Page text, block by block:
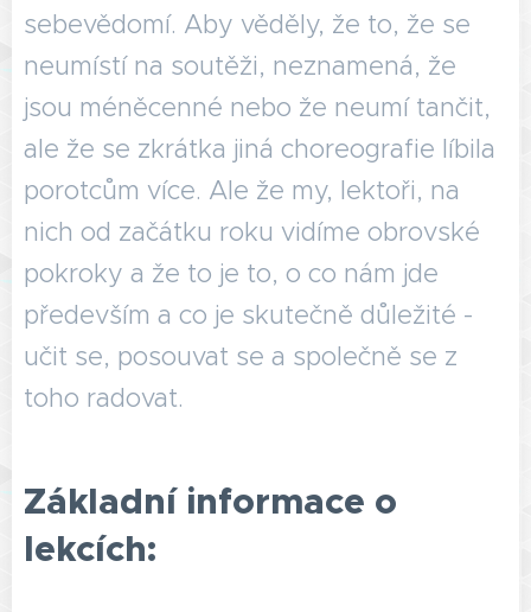
sebevědomí. Aby věděly, že to, že se
neumístí na soutěži, neznamená, že
jsou méněcenné nebo že neumí tančit,
ale že se zkrátka jiná choreografie líbila
porotcům více. Ale že my, lektoři, na
nich od začátku roku vidíme obrovské
pokroky a že to je to, o co nám jde
především a co je skutečně důležité -
učit se, posouvat se a společně se z
toho radovat.
Základní informace o
lekcích: